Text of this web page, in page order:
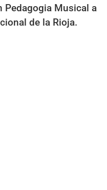
Pedagogia Musical a
de la Rioja.